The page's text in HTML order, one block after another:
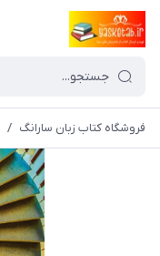
فروشگاه کتاب زبان سارانگ /